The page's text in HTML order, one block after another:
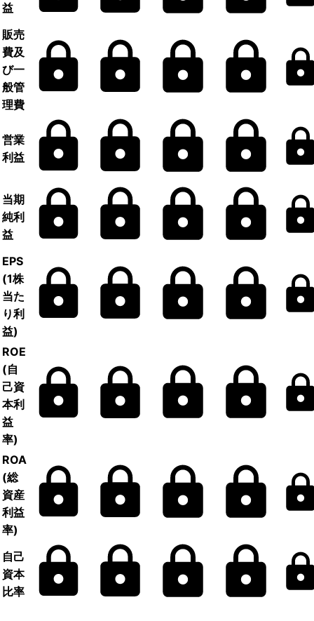
益
販売
費及
び一
般管
理費
営業
利益
当期
純利
益
EPS
(1株
当た
り利
益)
ROE
(自
己資
本利
益
率)
ROA
(総
資産
利益
率)
自己
資本
比率